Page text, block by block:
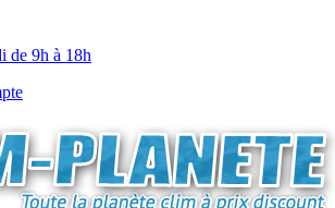
de 9h à 18h